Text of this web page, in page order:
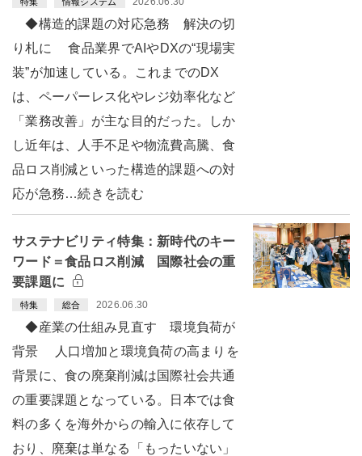
◆構造的課題の対応急務 解決の切
り札に 食品業界でAIやDXの“現場実
装”が加速している。これまでのDX
は、ペーパーレス化やレジ効率化など
「業務改善」が主な目的だった。しか
し近年は、人手不足や物流費高騰、食
品ロス削減といった構造的課題への対
応が急務…続きを読む
サステナビリティ特集：新時代のキー
ワード＝食品ロス削減 国際社会の重
要課題に
特集 総合 2026.06.30
◆産業の仕組み見直す 環境負荷が
背景 人口増加と環境負荷の高まりを
背景に、食の廃棄削減は国際社会共通
の重要課題となっている。日本では食
料の多くを海外からの輸入に依存して
おり、廃棄は単なる「もったいない」